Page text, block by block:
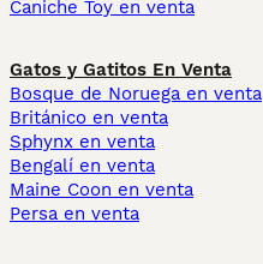
Caniche Toy en venta
Gatos y Gatitos En Venta
Bosque de Noruega en venta
Británico en venta
Sphynx en venta
Bengalí en venta
Maine Coon en venta
Persa en venta